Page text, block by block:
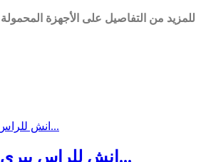
للمزيد من التفاصيل على الأجهزة المحمولة
شاشة HDMI 5 انش للراس بيري...